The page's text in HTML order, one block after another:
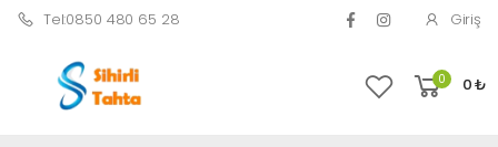
Tel:0850 480 65 28 Giriş
0 0₺